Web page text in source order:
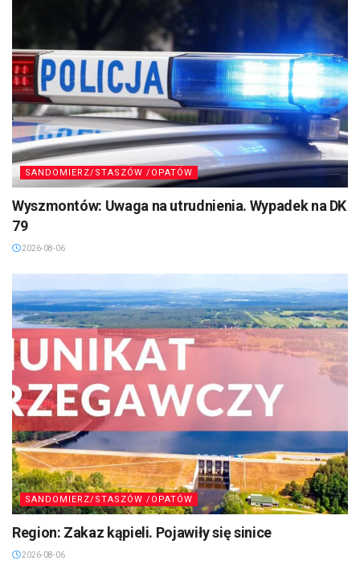
SANDOMIERZ/STASZÓW /OPATÓW
Wyszmontów: Uwaga na utrudnienia. Wypadek na DK
79
2026-08-06
SANDOMIERZ/STASZÓW /OPATÓW
Region: Zakaz kąpieli. Pojawiły się sinice
2026-08-06